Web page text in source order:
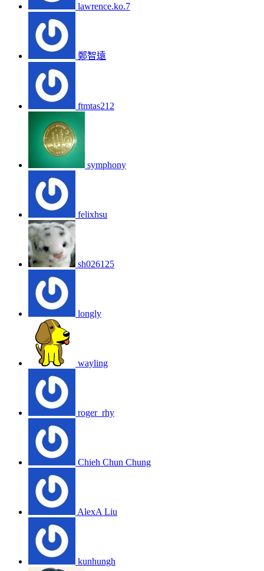
lawrence.ko.7
鄭智遠
ftmtas212
symphony
felixhsu
sh026125
longly
wayling
roger_rhy
Chieh Chun Chung
AlexA Liu
kunhungh